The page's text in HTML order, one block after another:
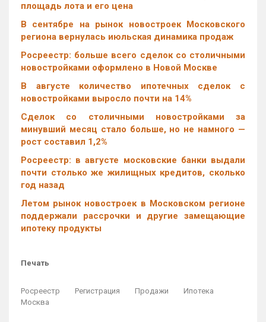
площадь лота и его цена
В сентябре на рынок новостроек Московского
региона вернулась июльская динамика продаж
Росреестр: больше всего сделок со столичными
новостройками оформлено в Новой Москве
В августе количество ипотечных сделок с
новостройками выросло почти на 14%
Cделок со столичными новостройками за
минувший месяц стало больше, но не намного —
рост составил 1,2%
Росреестр: в августе московские банки выдали
почти столько же жилищных кредитов, сколько
год назад
Летом рынок новостроек в Московском регионе
поддержали рассрочки и другие замещающие
ипотеку продукты
Печать
Росреестр Регистрация Продажи
Ипотека
Москва